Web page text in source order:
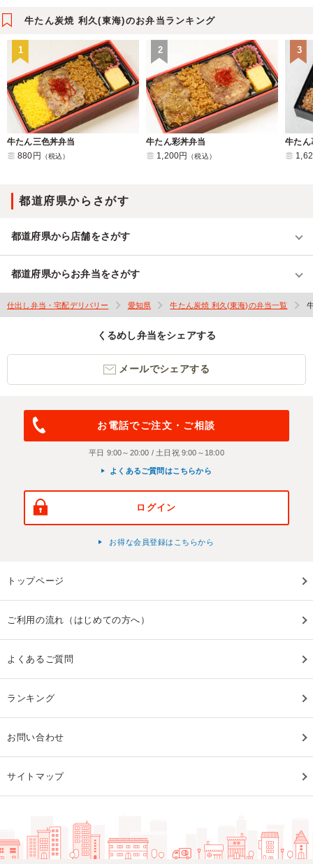
牛たん炭焼 利久(東海)のお弁当ランキング
1
牛たん三色丼弁当
880円
（税込）
2
牛たん彩丼弁当
1,200円
（税込）
3
牛たん
都道府県からさがす
都道府県から店舗をさがす
都道府県からお弁当をさがす
仕出し弁当・宅配デリバリー 愛知県 牛たん炭焼 利久(東海)の弁当一覧
くるめし弁当をシェアする
メールでシェアする
お電話でご注文・ご相談
平日 9:00～20:00 / 土日祝 9:00～18:00
よくあるご質問はこちらから
ログイン
お得な会員登録はこちらから
トップページ
ご利用の流れ（はじめての方へ）
よくあるご質問
ランキング
お問い合わせ
サイトマップ